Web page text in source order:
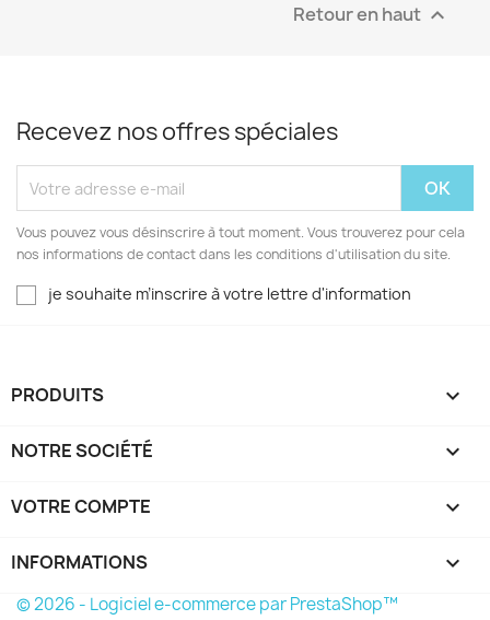
Retour en haut 
Recevez nos offres spéciales
Vous pouvez vous désinscrire à tout moment. Vous trouverez pour cela
nos informations de contact dans les conditions d'utilisation du site.
je souhaite m’inscrire à votre lettre d'information
PRODUITS 
NOTRE SOCIÉTÉ 
VOTRE COMPTE 
INFORMATIONS keyboard_arrow_down
© 2026 - Logiciel e-commerce par PrestaShop™